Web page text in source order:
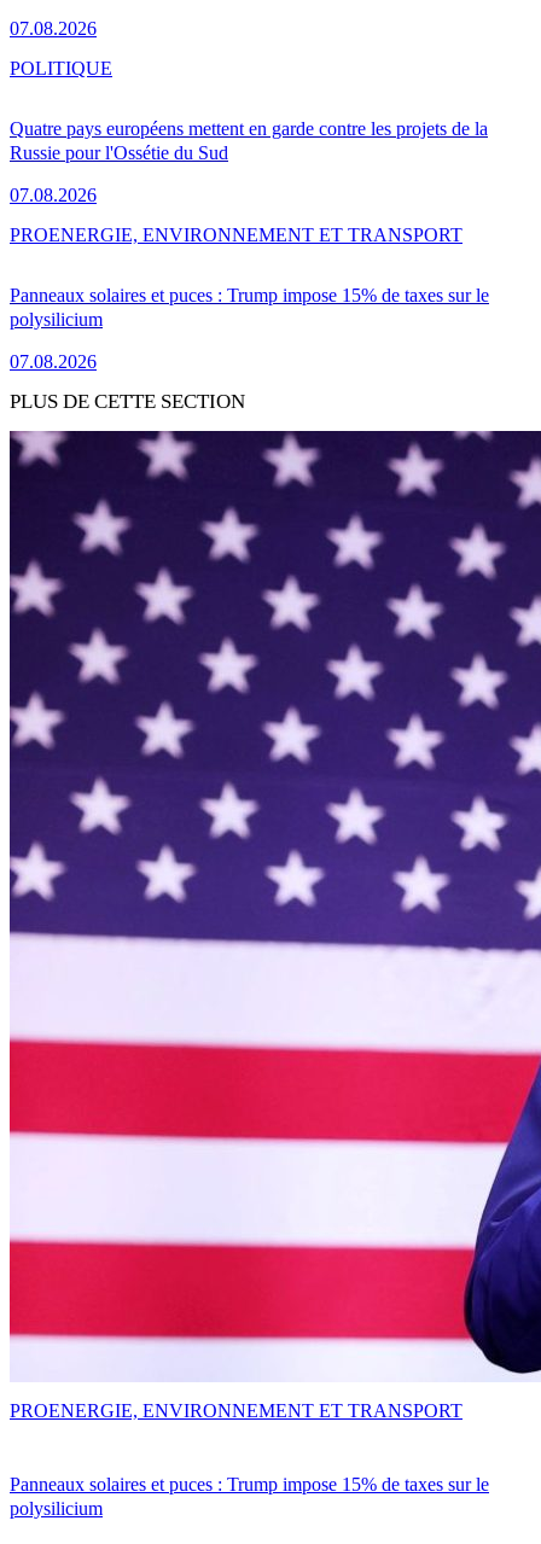
07.08.2026
Quatre pays européens mettent en garde contre les projets de la
Russie pour l'Ossétie du Sud
07.08.2026
POLITIQUE
Panneaux solaires et puces : Trump impose 15% de taxes sur le
polysilicium
07.08.2026
PROENERGIE, ENVIRONNEMENT ET TRANSPORT
PLUS DE CETTE SECTION
Panneaux solaires et puces : Trump impose 15% de taxes sur le
polysilicium
PROENERGIE, ENVIRONNEMENT ET TRANSPORT